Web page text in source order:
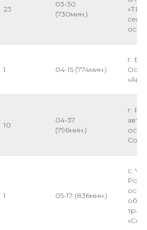
23
03-30
(730мин.)
1 04-15 (774мин.)
г.
10
04-37
(796мин.)
г.
1 05-17 (836мин.)
с.